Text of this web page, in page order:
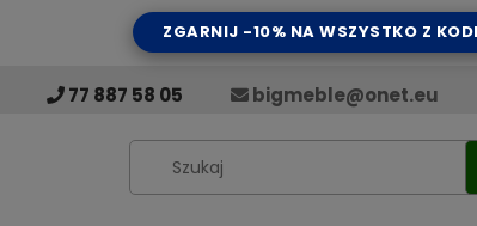
ZGARNIJ -10% NA WSZYSTKO Z
77 887 58 05 bigmeble@onet.eu